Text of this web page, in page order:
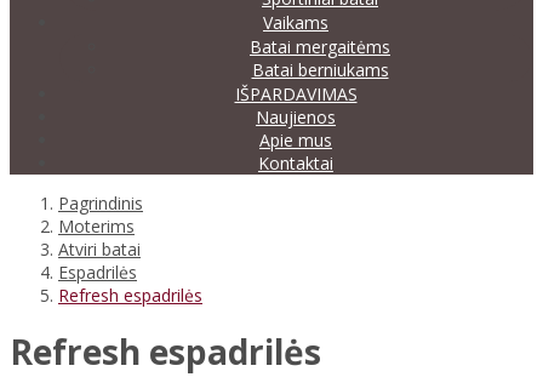
Vaikams
Batai mergaitėms
Batai berniukams
IŠPARDAVIMAS
Naujienos
Apie mus
Kontaktai
Pagrindinis
Moterims
Atviri batai
Espadrilės
Refresh espadrilės
Refresh espadrilės